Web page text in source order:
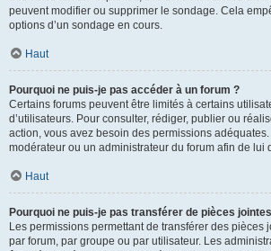
peuvent modifier ou supprimer le sondage. Cela
options d’un sondage en cours.
Haut
Pourquoi ne puis-je pas accéder à un forum ?
Certains forums peuvent être limités à certains
d’utilisateurs. Pour consulter, rédiger, publier ou
action, vous avez besoin des permissions
modérateur ou un administrateur du forum afin de lui
Haut
Pourquoi ne puis-je pas transférer de pièces
Les permissions permettant de transférer des pièces
par forum, par groupe ou par utilisateur. Les